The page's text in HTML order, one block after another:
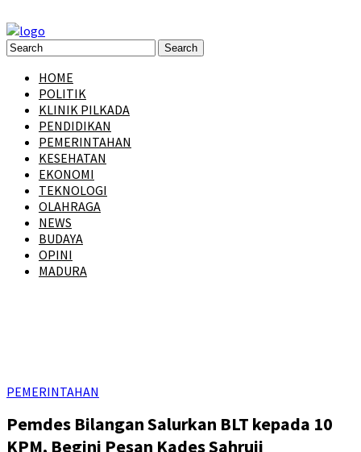
HOME
POLITIK
KLINIK PILKADA
PENDIDIKAN
PEMERINTAHAN
KESEHATAN
EKONOMI
TEKNOLOGI
OLAHRAGA
NEWS
BUDAYA
OPINI
MADURA
PEMERINTAHAN
Pemdes Bilangan Salurkan BLT kepada 10
KPM, Begini Pesan Kades Sahruji